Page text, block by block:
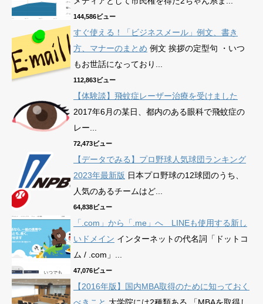
144,586ビュー
すぐ使える！「ビジネスメール」例文、書き
方、マナーのまとめ 例文 挨拶の定型句 ・いつ
もお世話になっており...
112,863ビュー
【体験談】飛蚊症レーザー治療を受けました
2017年6月の某日、都内のある眼科で飛蚊症の
レー...
72,473ビュー
【データでみる】プロ野球人気球団ランキング
2023年最新版 日本プロ野球の12球団のうち、
人気のあるチームはど...
64,838ビュー
「.com」から「.me」へ LINEも使用する新し
いドメイン インターネットの代名詞「ドットコ
ム / .com」...
47,076ビュー
【2016年版】国内MBA取得のために知っておく
べきこと 大学院には2種類ある 「MBAを取得し